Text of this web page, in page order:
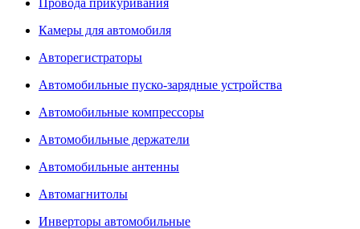
Провода прикуривания
Камеры для автомобиля
Авторегистраторы
Автомобильные пуско-зарядные устройства
Автомобильные компрессоры
Автомобильные держатели
Автомобильные антенны
Автомагнитолы
Инверторы автомобильные